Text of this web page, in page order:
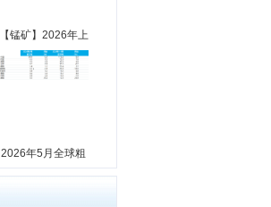
【锰矿】2026年上
2026年5月全球粗